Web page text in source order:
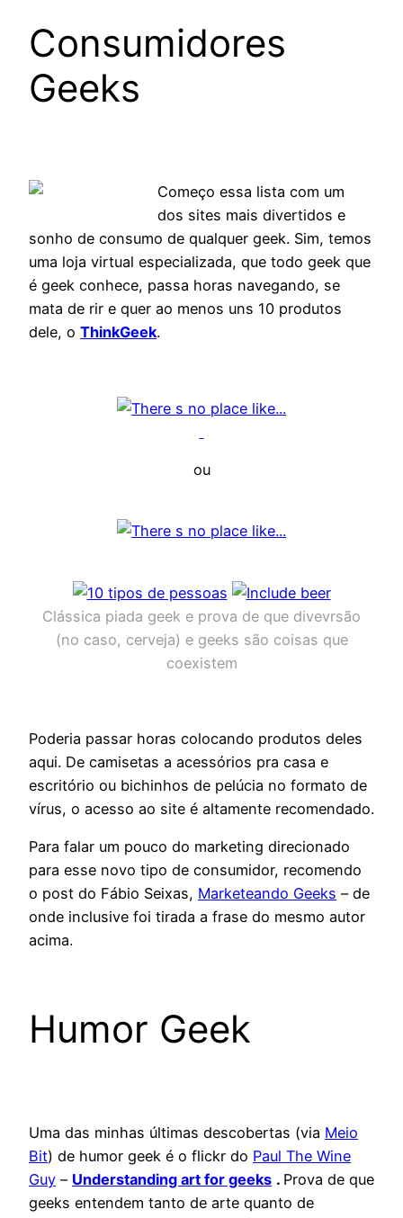
Consumidores
Geeks
Começo essa lista com um
dos sites mais divertidos e
sonho de consumo de qualquer geek. Sim, temos
uma loja virtual especializada, que todo geek que
é geek conhece, passa horas navegando, se
mata de rir e quer ao menos uns 10 produtos
dele, o ThinkGeek.
ou
Clássica piada geek e prova de que divevrsão
(no caso, cerveja) e geeks são coisas que
coexistem
Poderia passar horas colocando produtos deles
aqui. De camisetas a acessórios pra casa e
escritório ou bichinhos de pelúcia no formato de
vírus, o acesso ao site é altamente recomendado.
Para falar um pouco do marketing direcionado
para esse novo tipo de consumidor, recomendo
o post do Fábio Seixas, Marketeando Geeks – de
onde inclusive foi tirada a frase do mesmo autor
acima.
Humor Geek
Uma das minhas últimas descobertas (via Meio
Bit) de humor geek é o flickr do Paul The Wine
Guy – Understanding art for geeks . Prova de que
geeks entendem tanto de arte quanto de